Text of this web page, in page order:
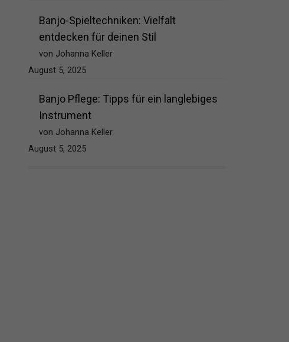
Banjo-Spieltechniken: Vielfalt
entdecken für deinen Stil
von Johanna Keller
August 5, 2025
Banjo Pflege: Tipps für ein langlebiges
Instrument
von Johanna Keller
August 5, 2025